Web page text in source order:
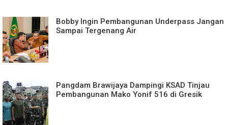
Bobby Ingin Pembangunan Underpass Jangan
Sampai Tergenang Air
Pangdam Brawijaya Dampingi KSAD Tinjau
Pembangunan Mako Yonif 516 di Gresik